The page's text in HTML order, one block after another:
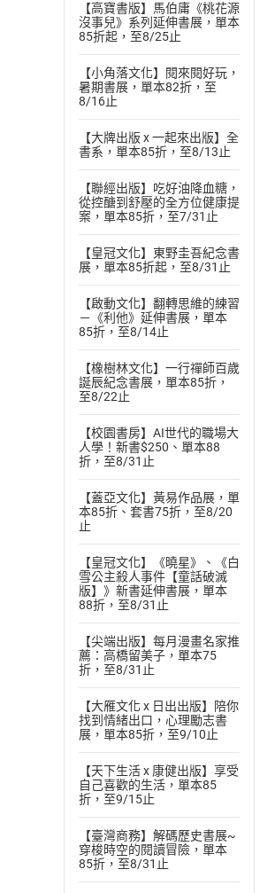
【高寶書版】馬伯庸《桃花源
沒事兒》系列延伸書展，單本
85折起，至8/25止
【小角落文化】閱來閱好玩，
暑期書展，單本82折，至
8/16止
【大牌出版 x 一起來出版】全
書系，單本85折，至8/13止
【聯經出版】吃好油降血糖，
從控醣到舒壓的全方位健康提
案，單本85折，至7/31止
【皇冠文化】東野圭吾紀念書
展，單本85折起，至8/31止
【啟動文化】翻轉思維的練習
－《利他》延伸書展，單本
85折，至8/14止
【橡樹林文化】一行禪師百歲
誕辰紀念書展，單本85折，
至8/22止
【校園書房】AI世代的職場大
人學！新書$250、單本88
折，至8/31止
【蓋亞文化】黃易作品展，單
本85折、套書75折，至8/20
止
【皇冠文化】《曉星》、《白
雪公主殺人事件【童話破滅
版】》新書延伸書展，單本
88折，至8/31止
【尖端出版】每月漫畫名家推
薦：高橋留美子，單本75
折，至8/31止
【大雁文化 x 日出出版】陪你
找到情緒出口，心理勵志書
展，單本85折，至9/10止
【天下生活 x 康健出版】享受
自己喜歡的生活，單本85
折，至9/15止
【臺灣商務】解碼歷史書展~
穿梭時空的閱讀冒險，單本
85折，至8/31止